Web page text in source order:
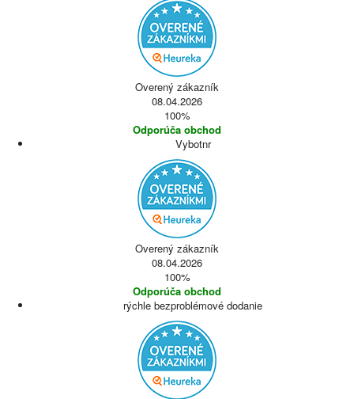
Overený zákazník
08.04.2026
100%
Odporúča obchod
Vybotnr
Overený zákazník
08.04.2026
100%
Odporúča obchod
rýchle bezproblémové dodanie